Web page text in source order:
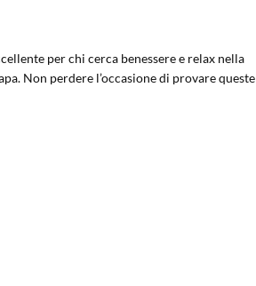
per chi cerca benessere e relax nella
Non perdere l’occasione di provare queste